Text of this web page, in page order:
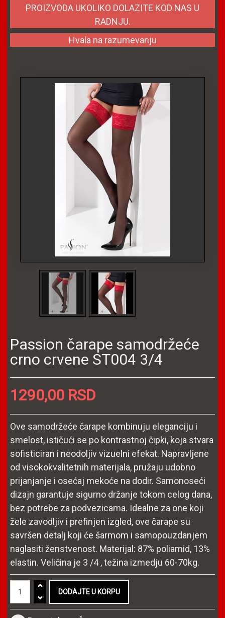
PROIZVODA UKOLIKO DOLAZITE KOD NAS U
RADNJU.
Hvala na razumevanju
Passion čarape samodržeće
crno crvene ST004 3/4
1290,00 RSD
Ove samodržeće čarape kombinuju eleganciju i
smelost, ističući se po kontrastnoj čipki, koja stvara
sofisticiran i neodoljiv vizuelni efekat. Napravljene
od visokokvalitetnih materijala, pružaju udobno
prijanjanje i osećaj mekoće na dodir. Samonoseći
dizajn garantuje sigurno držanje tokom celog dana,
bez potrebe za podvezicama. Idealne za one koji
žele zavodljiv i prefinjen izgled, ove čarape su
savršen detalj koji će šarmom i samopouzdanjem
naglasiti ženstvenost. Materijal: 87% poliamid, 13%
elastin. Veličina je 3 /4 , težina izmedju 60-70kg.